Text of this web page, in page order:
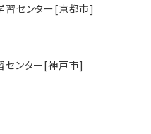
習センター[京都市]
センター[神戸市]